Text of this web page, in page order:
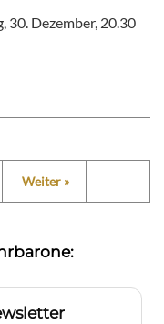
30. Dezember, 20.30
Weiter »